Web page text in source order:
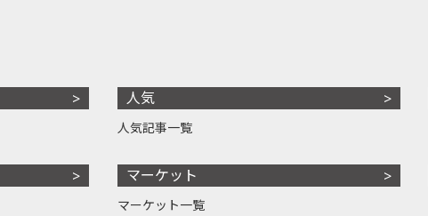
人気
人気記事一覧
マーケット
マーケット一覧